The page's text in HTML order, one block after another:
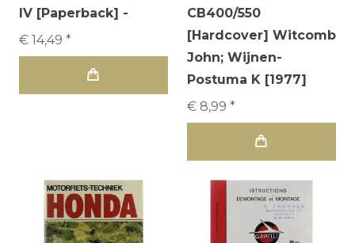
IV [Paperback] -
€ 14,49 *
CB400/550
[Hardcover] Witcomb
John; Wijnen-
Postuma K [1977]
€ 8,99 *